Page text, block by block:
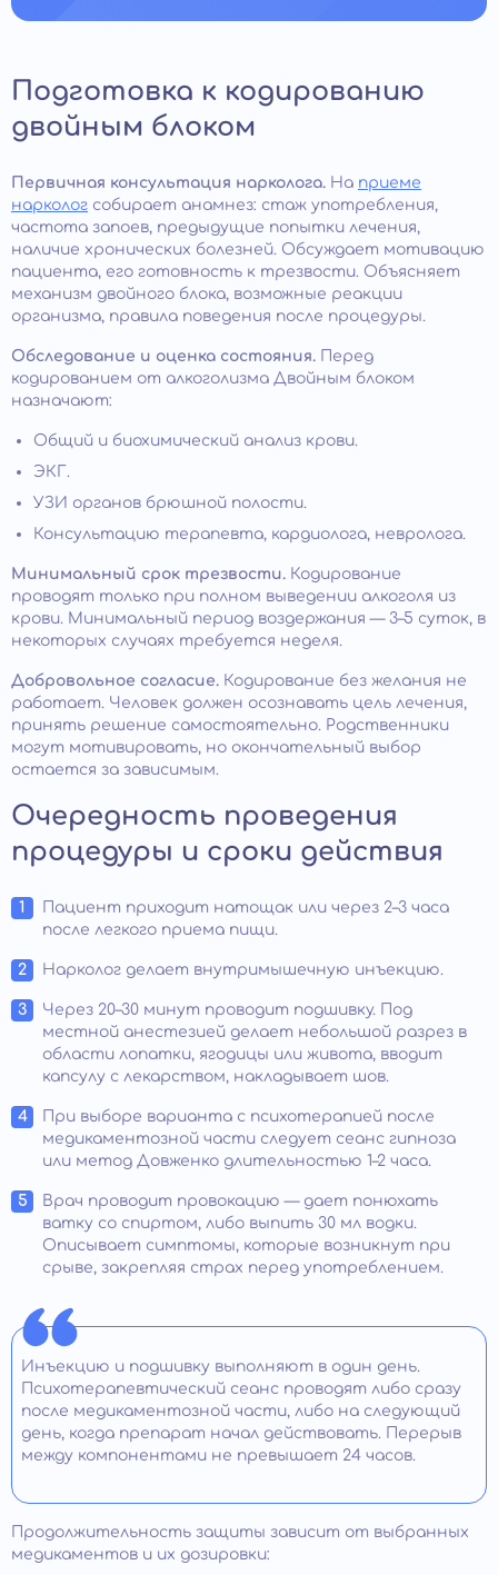
Подготовка к кодированию
двойным блоком
Первичная консультация нарколога. На приеме
нарколог собирает анамнез: стаж употребления,
частота запоев, предыдущие попытки лечения,
наличие хронических болезней. Обсуждает мотивацию
пациента, его готовность к трезвости. Объясняет
механизм двойного блока, возможные реакции
организма, правила поведения после процедуры.
Обследование и оценка состояния.
Перед
кодированием от алкоголизма Двойным блоком
назначают:
Общий и биохимический анализ крови.
ЭКГ.
УЗИ органов брюшной полости.
Консультацию терапевта, кардиолога, невролога.
Минимальный срок трезвости. Кодирование
проводят только при полном выведении алкоголя из
крови. Минимальный период воздержания — 3–5 суток, в
некоторых случаях требуется неделя.
Добровольное согласие. Кодирование без желания не
работает. Человек должен осознавать цель лечения,
принять решение самостоятельно. Родственники
могут мотивировать, но окончательный выбор
остается за зависимым.
Очередность проведения
процедуры и сроки действия
Пациент приходит натощак или через 2–3 часа
после легкого приема пищи.
Нарколог делает внутримышечную инъекцию.
Через 20–30 минут проводит подшивку. Под
местной анестезией делает небольшой разрез в
области лопатки, ягодицы или живота, вводит
капсулу с лекарством, накладывает шов.
При выборе варианта с психотерапией после
медикаментозной части следует сеанс гипноза
или метод Довженко длительностью 1–2 часа.
Врач проводит провокацию — дает понюхать
ватку со спиртом, либо выпить 30 мл водки.
Описывает симптомы, которые возникнут при
срыве, закрепляя страх перед употреблением.
Инъекцию и подшивку выполняют в один день.
Психотерапевтический сеанс проводят либо сразу
после медикаментозной части, либо на следующий
день, когда препарат начал действовать. Перерыв
между компонентами не превышает 24 часов.
Продолжительность защиты зависит от выбранных
медикаментов и их дозировки: